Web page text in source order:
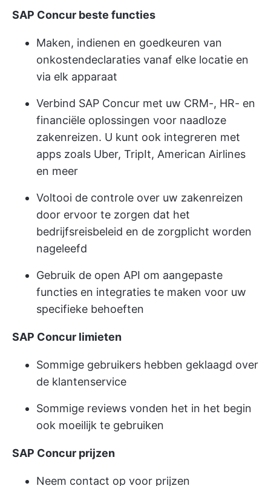
SAP Concur beste functies
Maken, indienen en goedkeuren van
onkostendeclaraties vanaf elke locatie en
via elk apparaat
Verbind SAP Concur met uw CRM-, HR- en
financiële oplossingen voor naadloze
zakenreizen. U kunt ook integreren met
apps zoals Uber, TripIt, American Airlines
en meer
Voltooi de controle over uw zakenreizen
door ervoor te zorgen dat het
bedrijfsreisbeleid en de zorgplicht worden
nageleefd
Gebruik de open API om aangepaste
functies en integraties te maken voor uw
specifieke behoeften
SAP Concur limieten
Sommige gebruikers hebben geklaagd over
de klantenservice
Sommige reviews vonden het in het begin
ook moeilijk te gebruiken
SAP Concur prijzen
Neem contact op voor prijzen